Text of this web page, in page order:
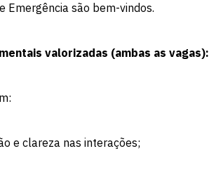
Emergência são bem-vindos.
valorizadas (ambas as vagas):
e clareza nas interações;
a vaga que você
concorrer: